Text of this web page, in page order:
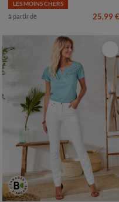
LES MOINS CHERS
à partir de 25,99 €